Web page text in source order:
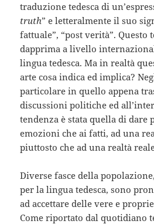
traduzione tedesca di
truth” e letteralmente il suo
fattuale”, “post verità”.
dapprima a livello
lingua tedesca. Ma in realtà
arte cosa indica ed implica?
particolare in quello appena
discussioni politiche ed
tendenza è stata quella di dare
emozioni che ai fatti, ad una
piuttosto che ad una realtà
Diverse fasce della
per la lingua tedesca, sono
ad accettare delle vere e
Come riportato dal quotidiano